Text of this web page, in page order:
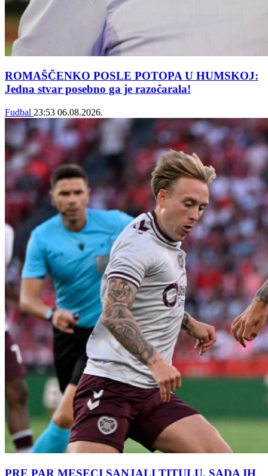
ROMAŠČENKO POSLE POTOPA U HUMSKOJ:
Jedna stvar posebno ga je razočarala!
Fudbal 23:53 06.08.2026.
PRE PAR MESECI SANJALI TITULU, SADA IH